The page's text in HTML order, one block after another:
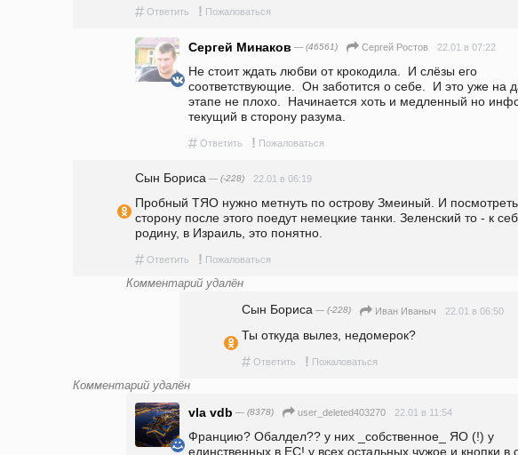
# Ответить ! Пожаловаться
Сергей Минаков — (46561) Сергей Ростов 22.01 в 07:22
Не стоит ждать любви от крокодила.  И слёзы его
соответствующие.  Он заботится о себе.  И это уже на
этапе не плохо.  Начинается хоть и медленный но
текущий в сторону разума.
# Ответить ! Пожаловаться
Сын Бориса — (-228) 22.01 в 06:19
Пробный ТЯО нужно метнуть по острову Змеиный. И
сторону после этого поедут немецкие танки. Зеленский то - к
родину, в Израиль, это понятно.
# Ответить ! Пожаловаться
Комментарий удалён
Сын Бориса — (-228) Иван Иваныч 22.01 в 06:50
Ты откуда вылез, недомерок?
# Ответить ! Пожаловаться
Комментарий удалён
vla vdb — (8378) user_deleted403270 22.01 в 11:54
Францию? Обалдел?? у них _собственное_ ЯО (!) у
единственных в ЕС! у всех остальных чужое и кнопки в